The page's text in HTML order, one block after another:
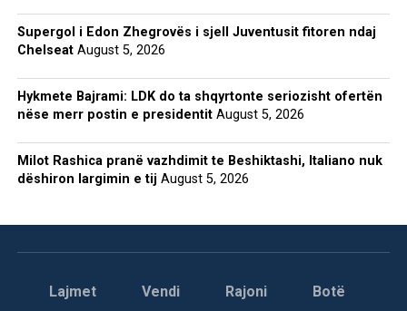
Supergol i Edon Zhegrovës i sjell Juventusit fitoren ndaj
Chelseat August 5, 2026
Hykmete Bajrami: LDK do ta shqyrtonte seriozisht ofertën
nëse merr postin e presidentit August 5, 2026
Milot Rashica pranë vazhdimit te Beshiktashi, Italiano nuk
dëshiron largimin e tij August 5, 2026
Lajmet Vendi Rajoni Botë